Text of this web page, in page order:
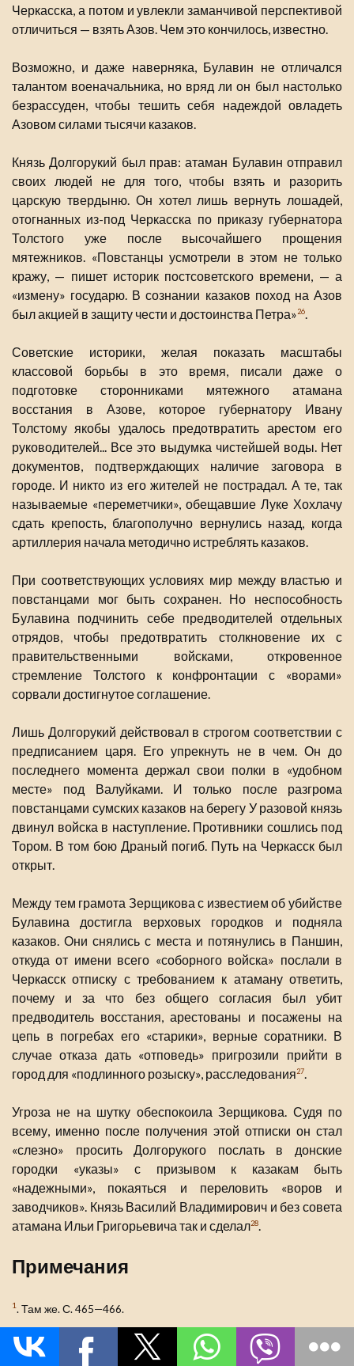
Черкасска, а потом и увлекли заманчивой перспективой
отличиться — взять Азов. Чем это кончилось, известно.
Возможно, и даже наверняка, Булавин не отличался
талантом военачальника, но вряд ли он был настолько
безрассуден, чтобы тешить себя надеждой овладеть
Азовом силами тысячи казаков.
Князь Долгорукий был прав: атаман Булавин отправил
своих людей не для того, чтобы взять и разорить
царскую твердыню. Он хотел лишь вернуть лошадей,
отогнанных из-под Черкасска по приказу губернатора
Толстого уже после высочайшего прощения
мятежников. «Повстанцы усмотрели в этом не только
кражу, — пишет историк постсоветского времени, — а
«измену» государю. В сознании казаков поход на Азов
был акцией в защиту чести и достоинства Петра»26.
Советские историки, желая показать масштабы
классовой борьбы в это время, писали даже о
подготовке сторонниками мятежного атамана
восстания в Азове, которое губернатору Ивану
Толстому якобы удалось предотвратить арестом его
руководителей... Все это выдумка чистейшей воды. Нет
документов, подтверждающих наличие заговора в
городе. И никто из его жителей не пострадал. А те, так
называемые «переметчики», обещавшие Луке Хохлачу
сдать крепость, благополучно вернулись назад, когда
артиллерия начала методично истреблять казаков.
При соответствующих условиях мир между властью и
повстанцами мог быть сохранен. Но неспособность
Булавина подчинить себе предводителей отдельных
отрядов, чтобы предотвратить столкновение их с
правительственными войсками, откровенное
стремление Толстого к конфронтации с «ворами»
сорвали достигнутое соглашение.
Лишь Долгорукий действовал в строгом соответствии с
предписанием царя. Его упрекнуть не в чем. Он до
последнего момента держал свои полки в «удобном
месте» под Валуйками. И только после разгрома
повстанцами сумских казаков на берегу У разовой князь
двинул войска в наступление. Противники сошлись под
Тором. В том бою Драный погиб. Путь на Черкасск был
открыт.
Между тем грамота Зерщикова с известием об убийстве
Булавина достигла верховых городков и подняла
казаков. Они снялись с места и потянулись в Паншин,
откуда от имени всего «соборного войска» послали в
Черкасск отписку с требованием к атаману ответить,
почему и за что без общего согласия был убит
предводитель восстания, арестованы и посажены на
цепь в погребах его «старики», верные соратники. В
случае отказа дать «отповедь» пригрозили прийти в
город для «подлинного розыску», расследования27.
Угроза не на шутку обеспокоила Зерщикова. Судя по
всему, именно после получения этой отписки он стал
«слезно» просить Долгорукого послать в донские
городки «указы» с призывом к казакам быть
«надежными», покаяться и переловить «воров и
заводчиков». Князь Василий Владимирович и без совета
атамана Ильи Григорьевича так и сделал28.
Примечания
1. Там же. С. 465—466.
2.Письма и бумаги Петра Великого. Т. XVII. Вып. 1. С. 186.